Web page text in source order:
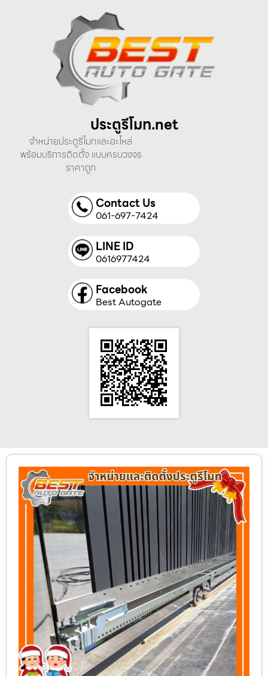
ประตูรีโมท.net
จำหน่ายประตูรีโมทและอะไหล่
พร้อมบริการติดตั้ง แบบครบวงจร
ราคาถูก
Contact Us
061-697-7424
LINE ID
0616977424
Facebook
Best Autogate